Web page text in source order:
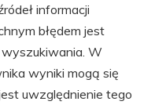
informacji
błędem jest
W
wyniki mogą się
uwzględnienie tego